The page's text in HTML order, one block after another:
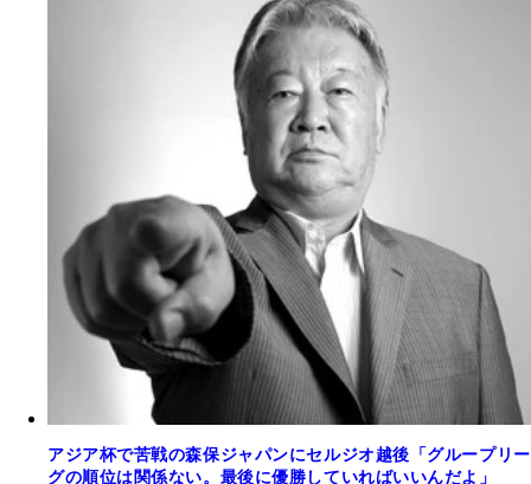
アジア杯で苦戦の森保ジャパンにセルジオ越後「グループリー
グの順位は関係ない。最後に優勝していればいいんだよ」